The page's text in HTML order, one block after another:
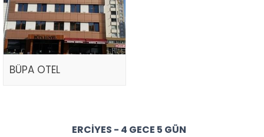
BÜPA OTEL
ERCIYES - 4 GECE 5 GÜN